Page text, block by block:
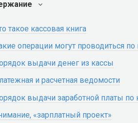
такое кассовая книга
операции могут проводиться
выдачи денег из кассы
и расчетная ведомости
выдачи заработной платы по
«зарплатный проект»